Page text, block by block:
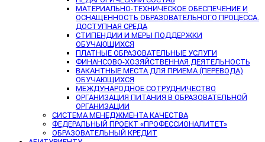
МАТЕРИАЛЬНО-ТЕХНИЧЕСКОЕ ОБЕСПЕЧЕНИЕ И
ОСНАЩЕННОСТЬ ОБРАЗОВАТЕЛЬНОГО ПРОЦЕССА.
ДОСТУПНАЯ СРЕДА
СТИПЕНДИИ И МЕРЫ ПОДДЕРЖКИ
ОБУЧАЮЩИХСЯ
ПЛАТНЫЕ ОБРАЗОВАТЕЛЬНЫЕ УСЛУГИ
ФИНАНСОВО-ХОЗЯЙСТВЕННАЯ ДЕЯТЕЛЬНОСТЬ
ВАКАНТНЫЕ МЕСТА ДЛЯ ПРИЕМА (ПЕРЕВОДА)
ОБУЧАЮЩИХСЯ
МЕЖДУНАРОДНОЕ СОТРУДНИЧЕСТВО
ОРГАНИЗАЦИЯ ПИТАНИЯ В ОБРАЗОВАТЕЛЬНОЙ
ОРГАНИЗАЦИИ
СИСТЕМА МЕНЕДЖМЕНТА КАЧЕСТВА
ФЕДЕРАЛЬНЫЙ ПРОЕКТ «ПРОФЕССИОНАЛИТЕТ»
ОБРАЗОВАТЕЛЬНЫЙ КРЕДИТ